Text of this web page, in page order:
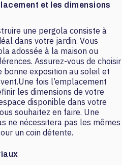
et les dimensions
une pergola consiste à
dans votre jardin. Vous
adossée à la maison ou
Assurez-vous de choisir
bonne exposition au soleil et
fois l’emplacement
les dimensions de votre
disponible dans votre
souhaitez en faire. Une
ne nécessitera pas les mêmes
un coin détente.